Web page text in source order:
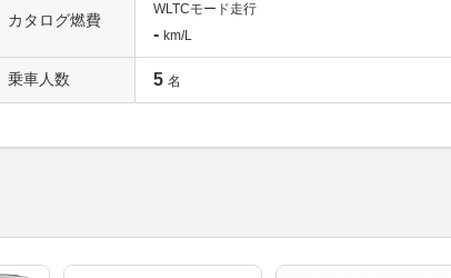
カタログ燃費
WLTCモード走行
- km/L
乗車人数 5 名